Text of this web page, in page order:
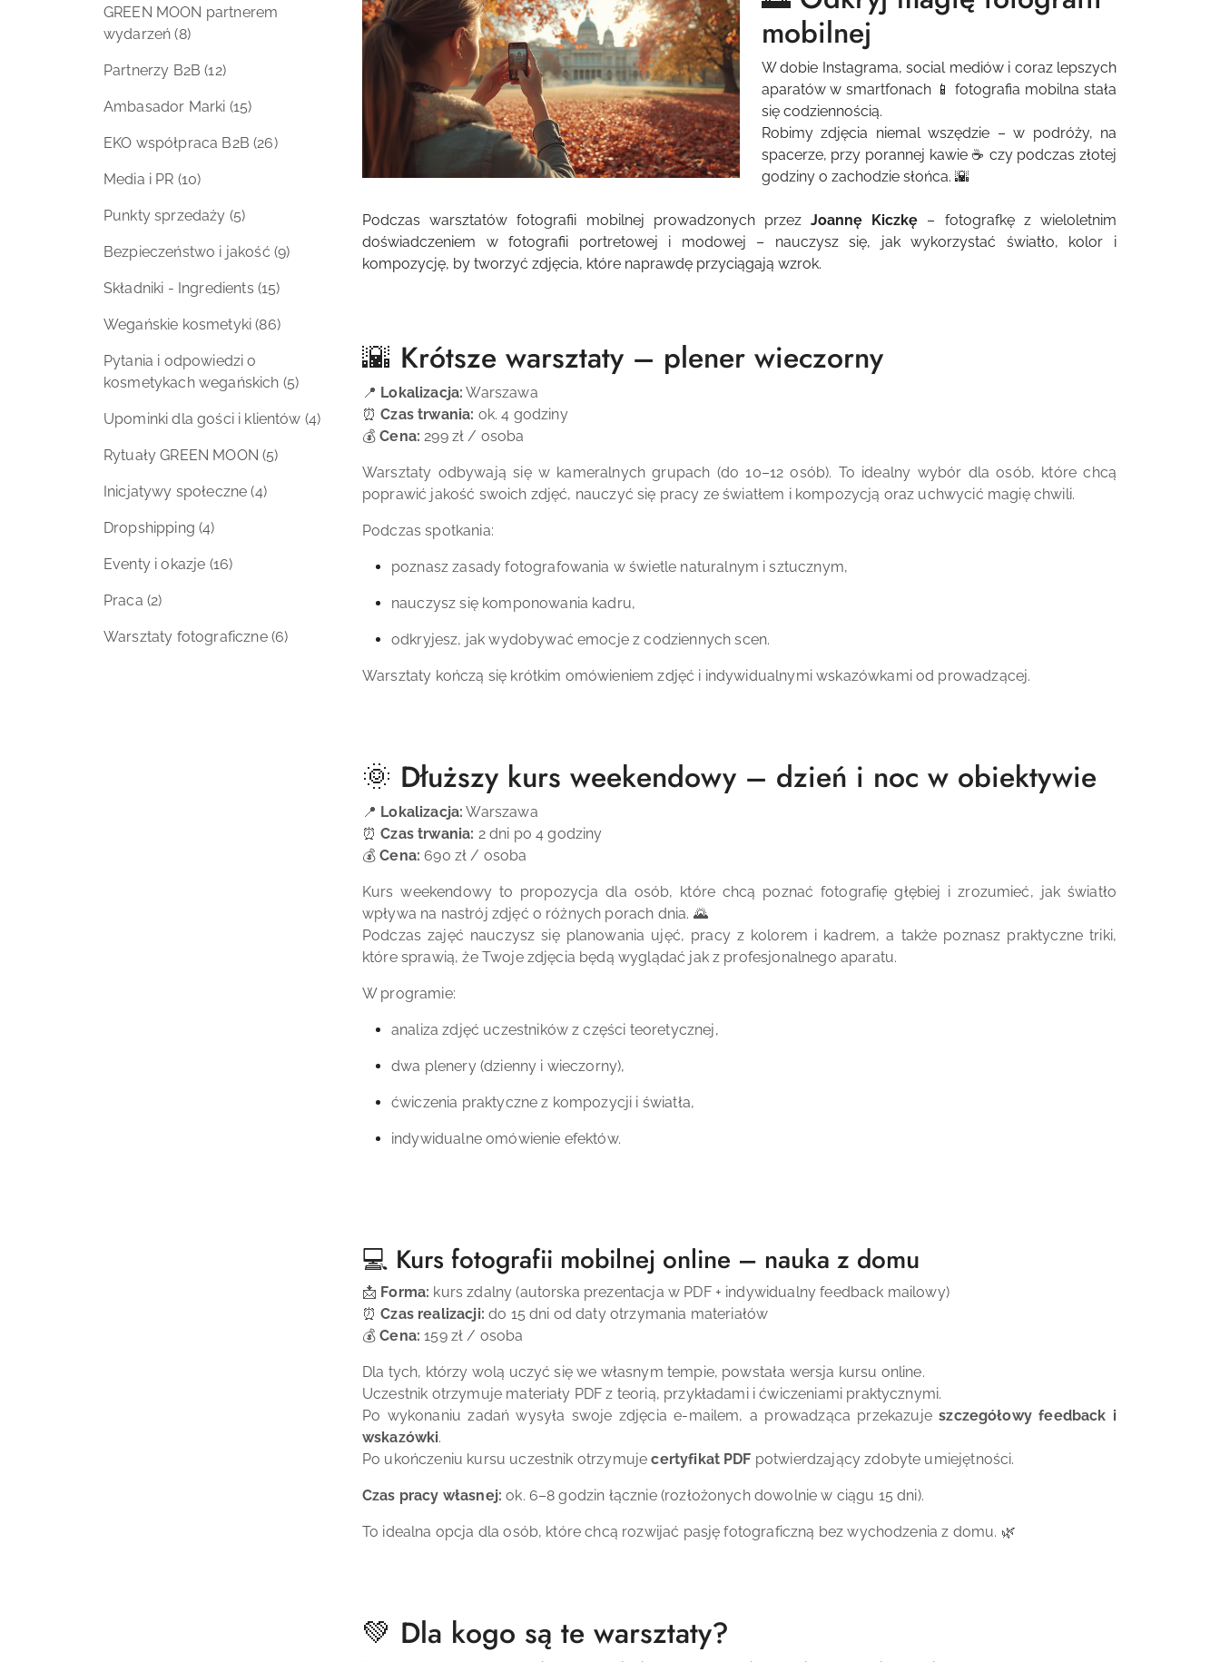
GREEN MOON partnerem
wydarzeń(8)
Partnerzy B2B(12)
Ambasador Marki (15)
EKO współpraca B2B(26)
Media i PR (10)
Punkty sprzedaży (5)
Bezpieczeństwo i jakość (9)
Składniki - Ingredients (15)
Wegańskie kosmetyki(86)
Pytania i odpowiedzi o
kosmetykach wegańskich (5)
Upominki dla gości i klientów (4)
Rytuały GREEN MOON(5)
Inicjatywy społeczne(4)
Dropshipping(4)
Eventy i okazje (16)
Praca (2)
Warsztaty fotograficzne (6)
mobilnej
W dobie Instagrama, social mediów i coraz lepszych
aparatów w smartfonach 📱 fotografia mobilna stała
się codziennością.
Robimy zdjęcia niemal wszędzie – w podróży, na
spacerze, przy porannej kawie ☕ czy podczas złotej
godziny o zachodzie słońca. 🌇
Podczas warsztatów fotografii mobilnej prowadzonych przezJoannę Kiczkę – fotografkę z wieloletnim
doświadczeniem w fotografii portretowej i modowej – nauczysz się, jak wykorzystać światło, kolor i
kompozycję, by tworzyć zdjęcia, które naprawdę przyciągają wzrok.
🌇 Krótsze warsztaty – plener wieczorny
📍 Lokalizacja: Warszawa
⏰Czas trwania: ok. 4 godziny
💰Cena: 299 zł / osoba
Warsztaty odbywają się w kameralnych grupach (do 10–12 osób). To idealny wybór dla osób, które chcą
poprawić jakość swoich zdjęć, nauczyć się pracy ze światłem i kompozycją oraz uchwycić magię chwili.
Podczas spotkania:
poznasz zasady fotografowania w świetle naturalnym i sztucznym,
nauczysz się komponowania kadru,
odkryjesz, jak wydobywać emocje z codziennych scen.
Warsztaty kończą się krótkim omówieniem zdjęć i indywidualnymi wskazówkami od prowadzącej.
🌞 Dłuższy kurs weekendowy – dzień i noc w obiektywie
📍 Lokalizacja: Warszawa
⏰Czas trwania: 2 dni po 4 godziny
💰Cena: 690 zł / osoba
Kurs weekendowy to propozycja dla osób, które chcą poznać fotografię głębiej i zrozumieć, jak światło
wpływa na nastrój zdjęć o różnych porach dnia. 🌄
Podczas zajęć nauczysz się planowania ujęć, pracy z kolorem i kadrem, a także poznasz praktyczne triki,
które sprawią, że Twoje zdjęcia będą wyglądać jak z profesjonalnego aparatu.
W programie:
analiza zdjęć uczestników z części teoretycznej,
dwa plenery (dzienny i wieczorny),
ćwiczenia praktyczne z kompozycji i światła,
indywidualne omówienie efektów.
💻 Kurs fotografii mobilnej online – nauka z domu
📩 Forma: kurs zdalny (autorska prezentacja w PDF + indywidualny feedback mailowy)
⏰Czas realizacji: do 15 dni od daty otrzymania materiałów
💰Cena: 159 zł / osoba
Dla tych, którzy wolą uczyć się we własnym tempie, powstała wersja kursu online.
Uczestnik otrzymuje materiały PDF z teorią, przykładami i ćwiczeniami praktycznymi.
Po wykonaniu zadań wysyła swoje zdjęcia e-mailem, a prowadząca przekazujeszczegółowy feedback i
wskazówki.
Po ukończeniu kursu uczestnik otrzymujecertyfikat PDF potwierdzający zdobyte umiejętności.
Czas pracy własnej: ok. 6–8 godzin łącznie (rozłożonych dowolnie w ciągu 15 dni).
To idealna opcja dla osób, które chcą rozwijać pasję fotograficzną bez wychodzenia z domu. 🌿
💚 Dla kogo są te warsztaty?